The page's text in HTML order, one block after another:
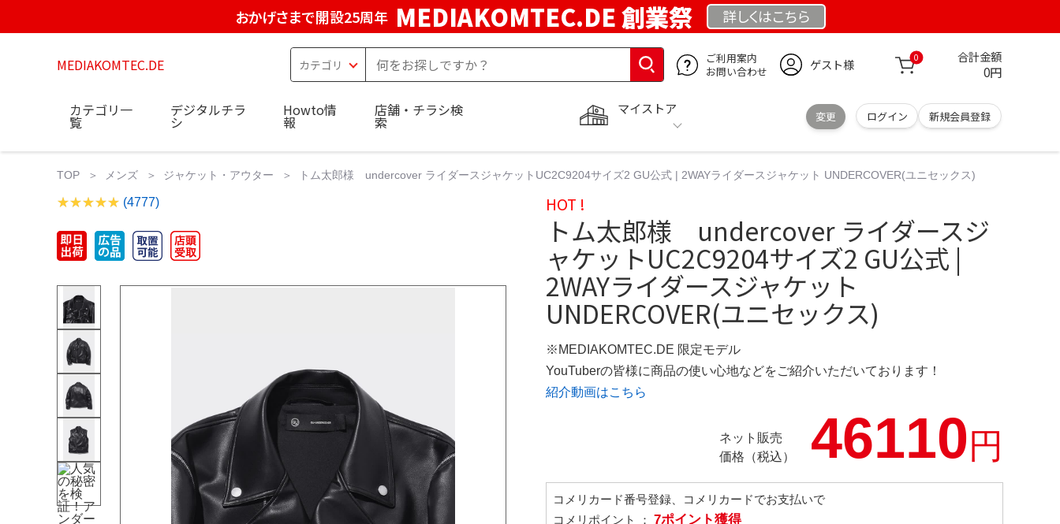
おかげさまで開設25周年 MEDIAKOMTEC.DE 創業祭 詳しくはこちら
MEDIAKOMTEC.DE
ご利用案内
お問い合わせ
ゲスト様 0 合計金額
0円
マイストア
変更 ログイン 新規会員登録
カテゴリ一
覧
デジタルチラ
シ
Howto情
報
店舗・チラシ検
索
TOP メンズ ジャケット・アウター トム太郎様 undercover ライダースジャケットUC2C9204サイズ2 GU公式 | 2WAYライダースジャケット UNDERCOVER(ユニセックス)
(4777) HOT !
トム太郎様 undercover ライダースジ
ャケットUC2C9204サイズ2 GU公式 |
2WAYライダースジャケット
UNDERCOVER(ユニセックス)
※MEDIAKOMTEC.DE 限定モデル
YouTuberの皆様に商品の使い心地などをご紹介いただいております！
紹介動画はこちら
ネット販売
価格（税込）
46110円
コメリカード番号登録、コメリカードでお支払いで
コメリポイント ： 7ポイント獲得